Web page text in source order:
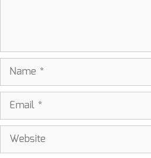
Name
Email
Website